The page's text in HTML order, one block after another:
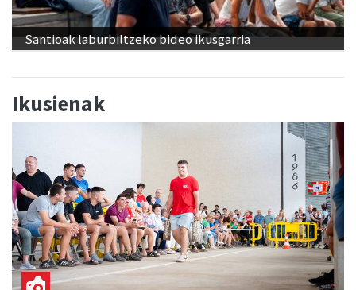
Santioak laburbiltzeko bideo ikusgarria
Ikusienak